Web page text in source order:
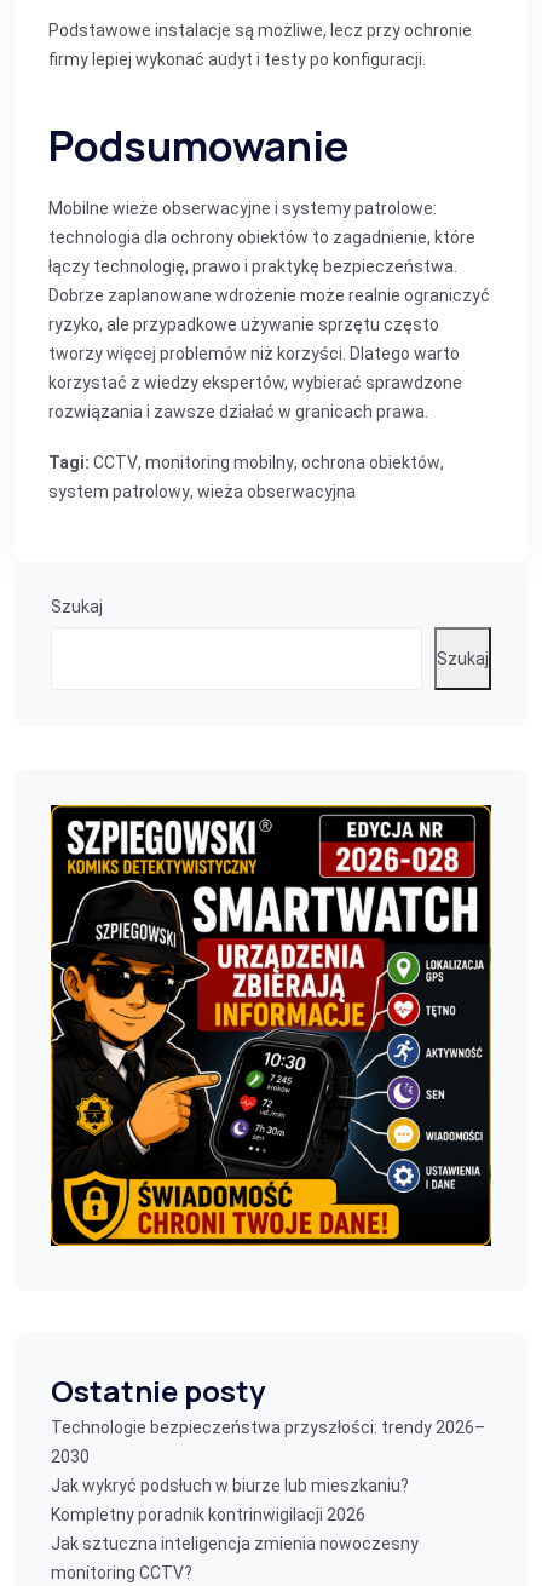
Podstawowe instalacje są możliwe, lecz przy ochronie
firmy lepiej wykonać audyt i testy po konfiguracji.
Podsumowanie
Mobilne wieże obserwacyjne i systemy patrolowe:
technologia dla ochrony obiektów to zagadnienie, które
łączy technologię, prawo i praktykę bezpieczeństwa.
Dobrze zaplanowane wdrożenie może realnie ograniczyć
ryzyko, ale przypadkowe używanie sprzętu często
tworzy więcej problemów niż korzyści. Dlatego warto
korzystać z wiedzy ekspertów, wybierać sprawdzone
rozwiązania i zawsze działać w granicach prawa.
Tagi: CCTV, monitoring mobilny, ochrona obiektów,
system patrolowy, wieża obserwacyjna
Szukaj
Szukaj
Ostatnie posty
Technologie bezpieczeństwa przyszłości: trendy 2026–
2030
Jak wykryć podsłuch w biurze lub mieszkaniu?
Kompletny poradnik kontrinwigilacji 2026
Jak sztuczna inteligencja zmienia nowoczesny
monitoring CCTV?